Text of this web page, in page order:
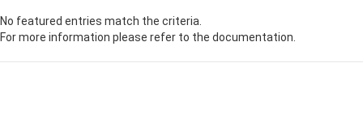
No featured entries match the criteria.
For more information please refer to the documentation.